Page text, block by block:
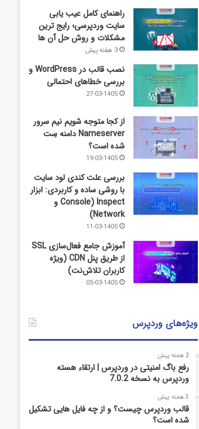
راهنمای کامل عیب‌ یابی
سایت وردپرسی؛ رایج‌ ترین
مشکلات و روش حل آن‌ ها
3 هفته پیش
نصب قالب در WordPress و
بررسی خطاهای احتمالی
27-03-1405
از کجا متوجه شویم نیم ‌سرور
Nameserver دامنه سِت
شده است؟
19-03-1405
بررسی علت کندی لود سایت
با روشی ساده و کاربردی: ابزار
Inspect (Console و
Network)
11-03-1405
آموزش جامع فعال‌سازی SSL
از طریق پنل CDN (ویژه
کاربران تلاش‌نت)
05-03-1405
ویژه‌های وردپرس
2 هفته پیش
رفع باگ امنیتی در وردپرس | ارتقاء هسته
وردپرس به نسخه 7.0.2
3 هفته پیش
قالب وردپرس چیست؟ و از چه فایل­ هایی تشکیل
شده است؟